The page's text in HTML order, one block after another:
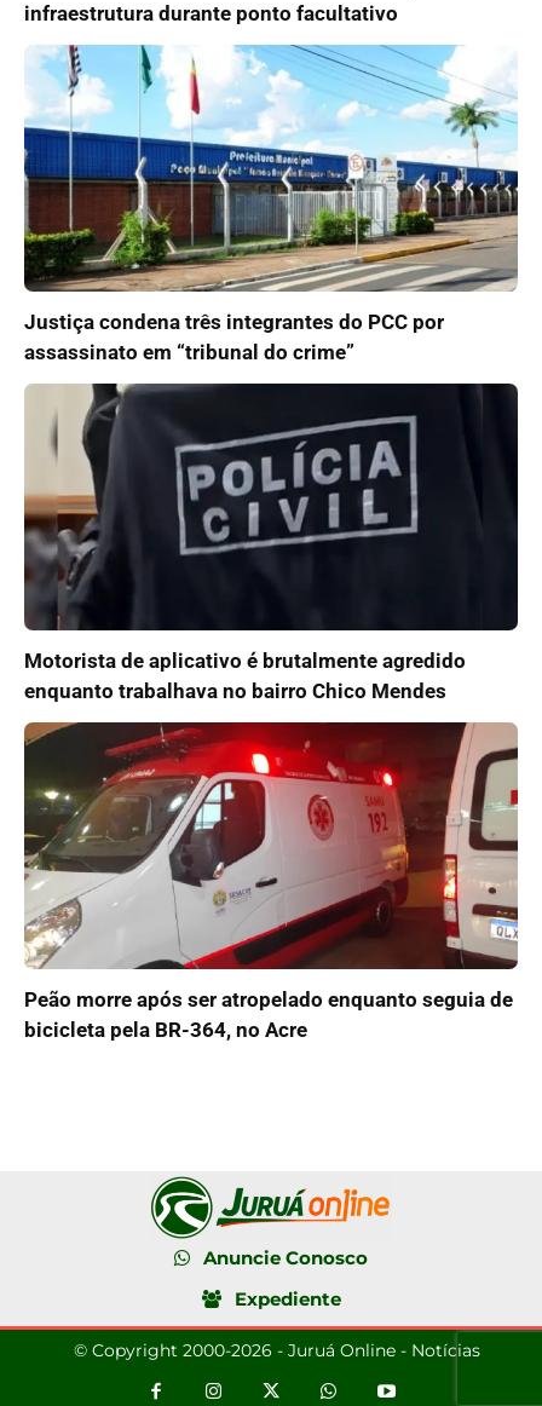
infraestrutura durante ponto facultativo
Justiça condena três integrantes do PCC por
assassinato em “tribunal do crime”
Motorista de aplicativo é brutalmente agredido
enquanto trabalhava no bairro Chico Mendes
Peão morre após ser atropelado enquanto seguia de
bicicleta pela BR-364, no Acre
Anuncie Conosco
Expediente
© Copyright 2000-2026 - Juruá Online - Notícias